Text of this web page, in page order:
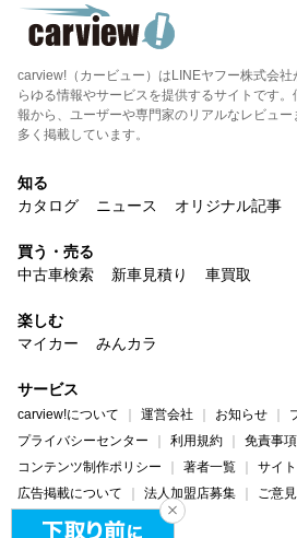
carview!（カービュー）はLINEヤフー株式会
らゆる情報やサービスを提供するサイトです
報から、ユーザーや専門家のリアルなレビュ
多く掲載しています。
知る
カタログ
ニュース オリジナル記事
買う・売る
中古車検索
新車見積り 車買取
楽しむ
マイカー
みんカラ
サービス
carview!について 運営会社 お知らせ
プライバシーセンター
利用規約
免責事項
コンテンツ制作ポリシー
著者一覧
サイ
広告掲載について
法人加盟店募集
ご意
ヘルプ・お問い合わせ